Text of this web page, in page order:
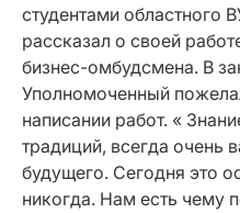
студентами областного
рассказал о своей
бизнес-омбудсмена. В
Уполномоченный
написании работ. «
традиций, всегда очень
будущего. Сегодня это
никогда. Нам есть чему